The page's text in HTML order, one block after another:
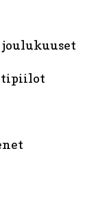
joulukuuset